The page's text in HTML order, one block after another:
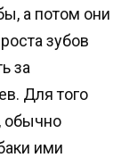
а потом они
зубов
за
Для того
обычно
ими